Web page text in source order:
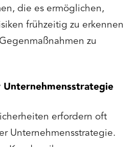
die es ermöglichen,
frühzeitig zu erkennen
zu
Unternehmensstrategie
erfordern oft
Unternehmensstrategie.